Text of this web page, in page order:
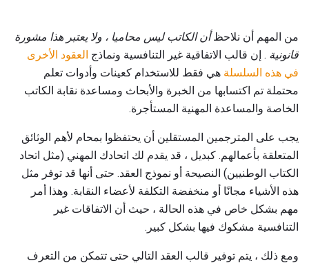
من المهم أن نلاحظأن الكاتب ليس محاميا ، ولا يعتبر هذا مشورة
قانونية . إن قالب الاتفاقية غير التنافسية ونماذج العقود الأخرى
في هذه السلسلة هي فقط للاستخدام كعينات وأدوات تعلم
محتملة تم اكتسابها من الخبرة والأبحاث ومساعدة نقابة الكاتب
الخاصة والمساعدة المهنية المستأجرة.
يجب على المترجمين المستقلين أن يحتفظوا بمحام لأهم الوثائق
المتعلقة بأعمالهم. كبديل ، قد يقدم لك اتحادك المهني (مثل اتحاد
الكتاب الوطنيين) النصيحة أو نموذج العقد. حتى أنها قد توفر مثل
هذه الأشياء مجانًا أو منخفضة التكلفة لأعضاء النقابة. وهذا أمر
مهم بشكل خاص في هذه الحالة ، حيث أن الاتفاقات غير
التنافسية مشكوك فيها بشكل كبير.
ومع ذلك ، يتم توفير قالب العقد التالي حتى تتمكن من التعرف